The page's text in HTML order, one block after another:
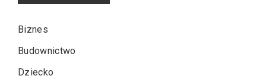
Biznes
Budownictwo
Dziecko